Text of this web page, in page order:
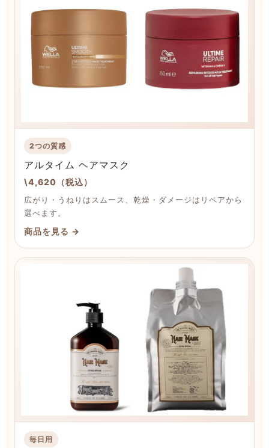
2つの質感
アルタイム ヘアマスク
\4,620（税込）
広がり・うねりはスムース、乾燥・ダメージはリペアから
選べます。
商品を見る →
毎日用